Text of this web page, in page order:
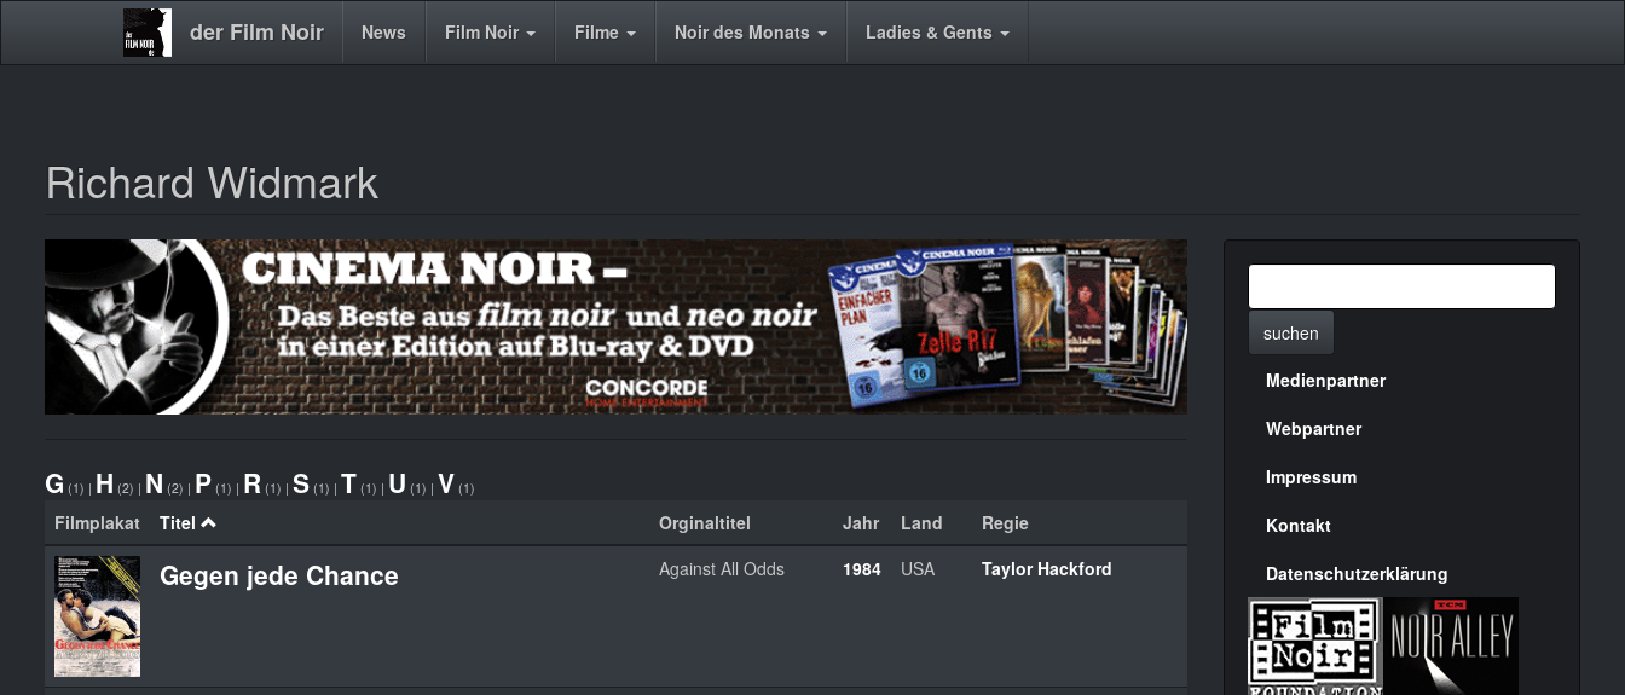
der Film Noir
Main News Film Noir Filme Noir des Monats Ladies & Gents
Richard Widmark
G (1) | H (2) | N (2) | P (1) | R (1) | S (1) | T (1) | U (1) | V (1)
Filmplakat Titel Orginaltitel Jahr Land Regie
Gegen jede Chance Against All Odds 1984 USA Taylor Hackford
suchen
Menülinks
rechte
Seite
Medienpartner
Webpartner
Impressum
Kontakt
Datenschutzerklärung